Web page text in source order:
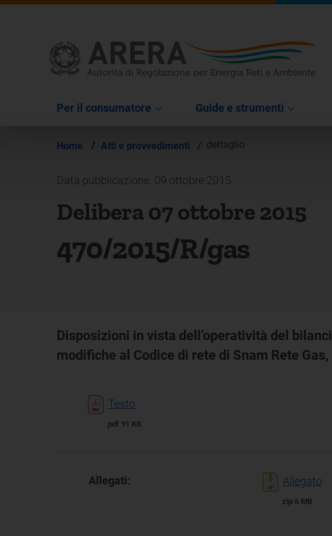
Per il consumatore Guide e strumenti
Home / Atti e provvedimenti / dettaglio
Data pubblicazione: 09 ottobre 2015
Delibera 07 ottobre 2015
470/2015/R/gas
Disposizioni in vista dell’operatività del
modifiche al Codice di rete di Snam Rete
Testo
pdf 91 KB
Allegati: Allegato
zip 6 MB